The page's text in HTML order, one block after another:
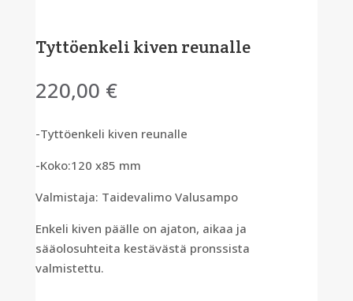
Tyttöenkeli kiven reunalle
220,00 €
-Tyttöenkeli kiven reunalle
-Koko:120 x85 mm
Valmistaja: Taidevalimo Valusampo
Enkeli kiven päälle on ajaton, aikaa ja
sääolosuhteita kestävästä pronssista
valmistettu.